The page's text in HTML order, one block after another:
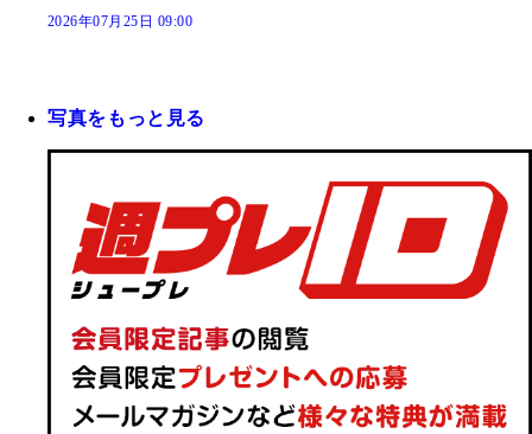
2026年07月25日 09:00
写真をもっと見る